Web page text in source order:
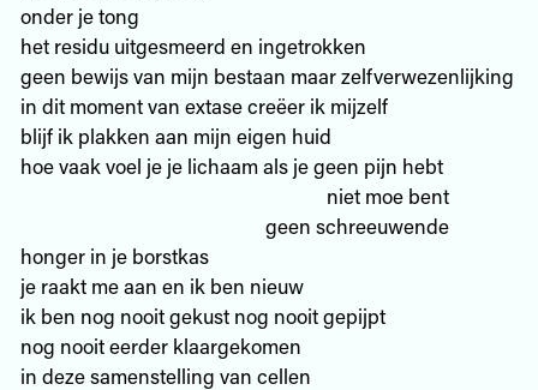
onder je tong
het residu uitgesmeerd en ingetrokken
geen bewijs van mijn bestaan maar zelfverwezenlijking
in dit moment van extase creëer ik mijzelf
blijf ik plakken aan mijn eigen huid
hoe vaak voel je je lichaam als je geen pijn hebt
niet moe bent
geen schreeuwende
honger in je borstkas
je raakt me aan en ik ben nieuw
ik ben nog nooit gekust nog nooit gepijpt
nog nooit eerder klaargekomen
in deze samenstelling van cellen